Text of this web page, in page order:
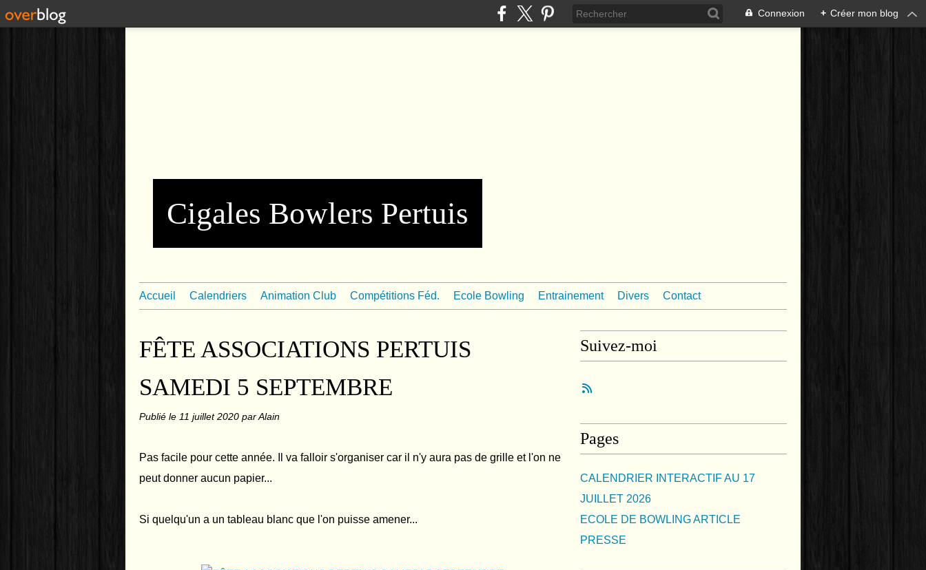
Connexion + Créer mon blog
Cigales Bowlers Pertuis
Accueil Calendriers Animation Club Compétitions Féd. Ecole Bowling Entrainement Divers Contact
FÊTE ASSOCIATIONS PERTUIS
SAMEDI 5 SEPTEMBRE
Publié le 11 juillet 2020 par Alain
Pas facile pour cette année. Il va falloir s'organiser car il n'y aura pas de grille et l'on ne
peut donner aucun papier...
Si quelqu'un a un tableau blanc que l'on puisse amener...
Suivez-moi
Pages
CALENDRIER INTERACTIF AU 17
JUILLET 2026
ECOLE DE BOWLING ARTICLE
PRESSE